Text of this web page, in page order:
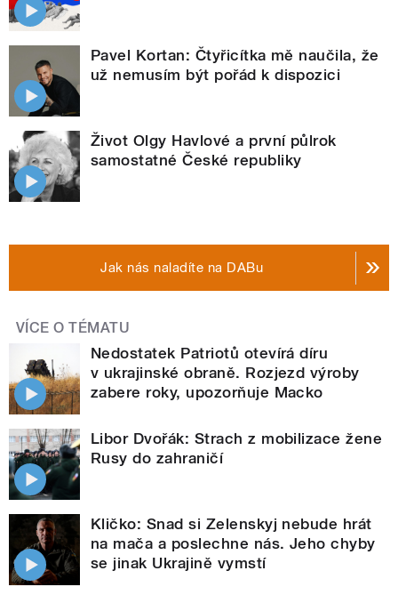
Pavel Kortan: Čtyřicítka mě naučila, že
už nemusím být pořád k dispozici
Život Olgy Havlové a první půlrok
samostatné České republiky
Jak nás naladíte na DABu
VÍCE O TÉMATU
Nedostatek Patriotů otevírá díru
v ukrajinské obraně. Rozjezd výroby
zabere roky, upozorňuje Macko
Libor Dvořák: Strach z mobilizace žene
Rusy do zahraničí
Kličko: Snad si Zelenskyj nebude hrát
na mača a poslechne nás. Jeho chyby
se jinak Ukrajině vymstí